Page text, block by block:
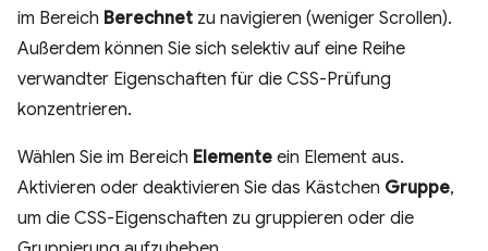
im Bereich Berechnet zu navigieren (weniger Scrollen).
Außerdem können Sie sich selektiv auf eine Reihe
verwandter Eigenschaften für die CSS-Prüfung
konzentrieren.
Wählen Sie im Bereich Elemente ein Element aus.
Aktivieren oder deaktivieren Sie das Kästchen Gruppe,
um die CSS-Eigenschaften zu gruppieren oder die